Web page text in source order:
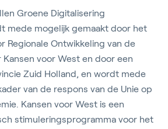
Groene Digitalisering
mede mogelijk gemaakt door het
Regionale Ontwikkeling van de
Kansen voor West en door een
Zuid Holland, en wordt mede
van de respons van de Unie op
Kansen voor West is een
stimuleringsprogramma voor het